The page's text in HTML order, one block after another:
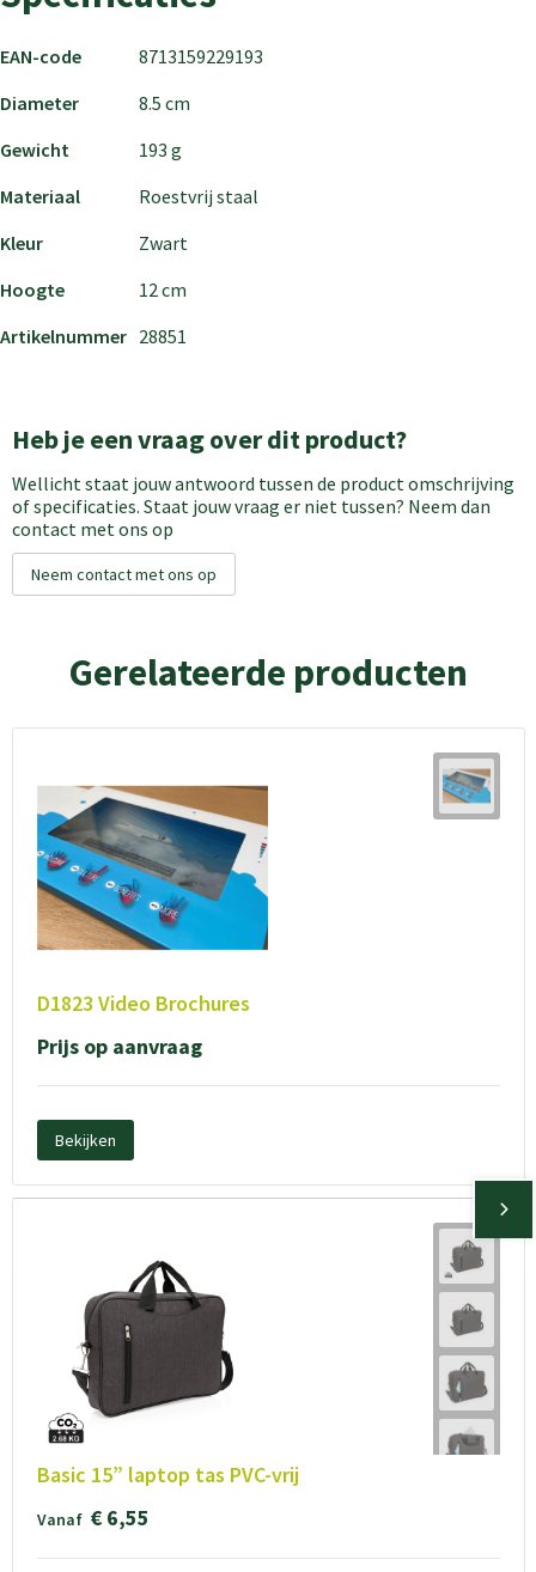
EAN-code
8713159229193
Diameter
8.5 cm
Gewicht
193 g
Materiaal
Roestvrij staal
Kleur
Zwart
Hoogte
12 cm
Artikelnummer 28851
Heb je een vraag over dit product?
Wellicht staat jouw antwoord tussen de product omschrijving
of specificaties. Staat jouw vraag er niet tussen? Neem dan
contact met ons op
Neem contact met ons op
Gerelateerde producten
D1823 Video Brochures
Prijs op aanvraag
Bekijken
Basic 15” laptop tas PVC-vrij
Vanaf € 6,55